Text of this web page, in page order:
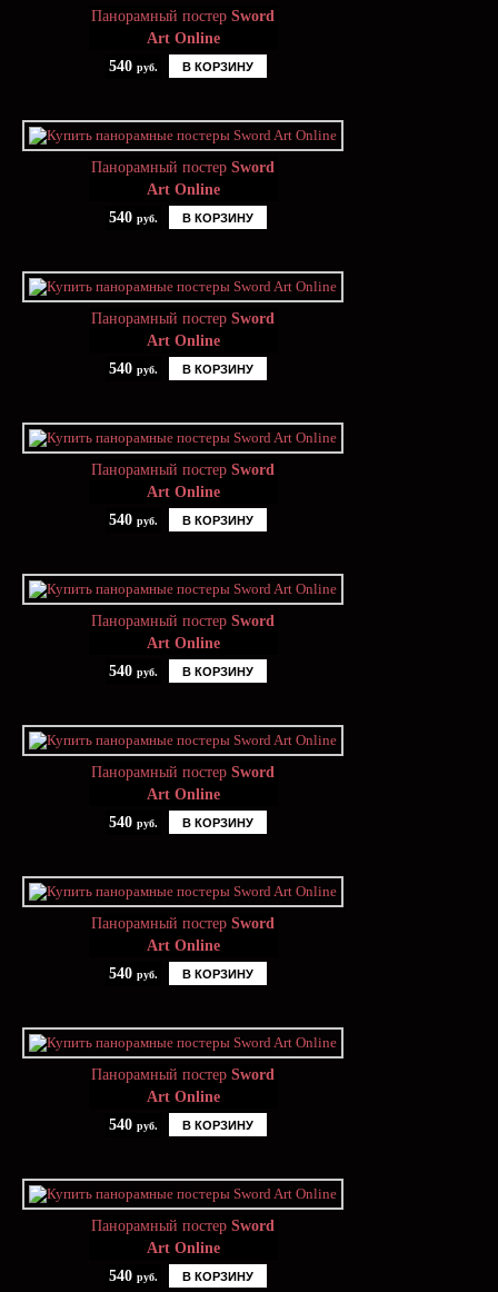
Панорамный постер Sword
Art Online
540 руб. В КОРЗИНУ
Панорамный постер Sword
Art Online
540 руб. В КОРЗИНУ
Панорамный постер Sword
Art Online
540 руб. В КОРЗИНУ
Панорамный постер Sword
Art Online
540 руб. В КОРЗИНУ
Панорамный постер Sword
Art Online
540 руб. В КОРЗИНУ
Панорамный постер Sword
Art Online
540 руб. В КОРЗИНУ
Панорамный постер Sword
Art Online
540 руб. В КОРЗИНУ
Панорамный постер Sword
Art Online
540 руб. В КОРЗИНУ
Панорамный постер Sword
Art Online
540 руб. В КОРЗИНУ